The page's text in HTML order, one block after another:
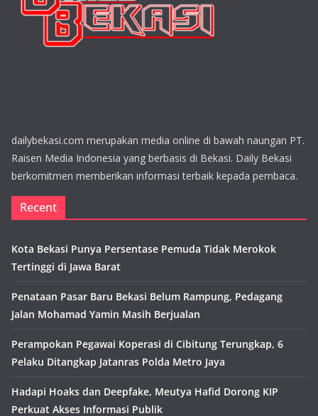
dailybekasi.com merupakan media online di bawah naungan PT.
Raisen Media Indonesia yang berbasis di Bekasi. Daily Bekasi
berkomitmen memberikan informasi terbaik kepada pembaca.
Recent
Kota Bekasi Punya Persentase Pemuda Tidak Merokok
Tertinggi di Jawa Barat
Penataan Pasar Baru Bekasi Belum Rampung, Pedagang
Jalan Mohamad Yamin Masih Berjualan
Perampokan Pegawai Koperasi di Cibitung Terungkap, 6
Pelaku Ditangkap Jatanras Polda Metro Jaya
Hadapi Hoaks dan Deepfake, Meutya Hafid Dorong KIP
Perkuat Akses Informasi Publik